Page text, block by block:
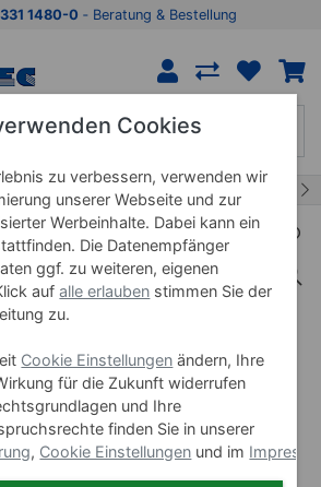
Zur Produktbeschreibung
1480-0 ‐ Beratung & Bestellung
Therapieliege Manuthera
Manuthera Modell 242,
Cookies
zu verbessern, verwenden wir
unserer Webseite und zur
Werbeinhalte. Dabei kann ein
Die Datenempfänger
ggf. zu weiteren, eigenen
aufalle erlauben stimmen Sie der
zu.
Cookie Einstellungen ändern, Ihre
für die Zukunft widerrufen
und Ihre
finden Sie in unserer
, Cookie Einstellungen und im